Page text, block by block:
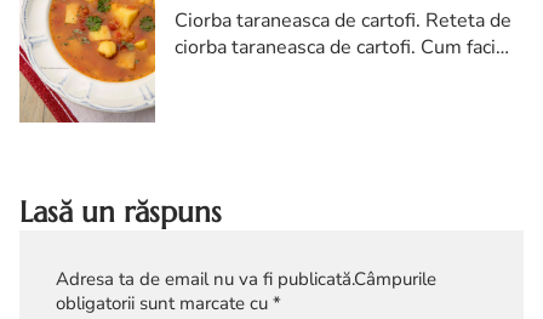
Ciorba taraneasca de cartofi. Reteta de
ciorba taraneasca de cartofi. Cum faci
Lasă un răspuns
Adresa ta de email nu va fi publicată.Câmpurile
obligatorii sunt marcate cu *